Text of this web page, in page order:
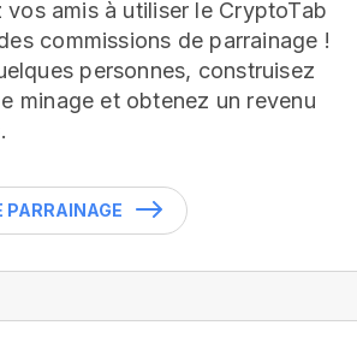
amis à utiliser le CryptoTab
commissions de parrainage !
personnes, construisez
minage et obtenez un revenu
PARRAINAGE